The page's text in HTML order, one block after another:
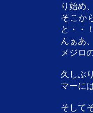
り始め
そこか
と・・
んぁあ
メジロ
久しぶ
マーに
そして